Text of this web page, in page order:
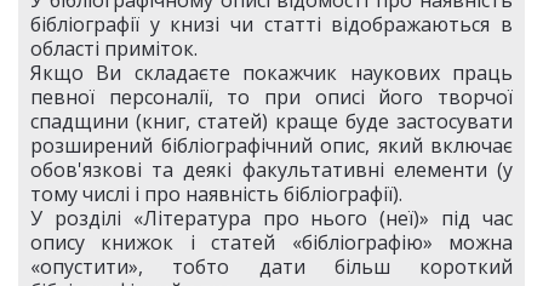
бібліографії у книзі чи статті відображаються в
області приміток.
Якщо Ви складаєте покажчик наукових праць
певної персоналії, то при описі його творчої
спадщини (книг, статей) краще буде застосувати
розширений бібліографічний опис, який включає
обов'язкові та деякі факультативні елементи (у
тому числі і про наявність бібліографії).
У розділі «Література про нього (неї)» під час
опису книжок і статей «бібліографію» можна
«опустити», тобто дати більш короткий